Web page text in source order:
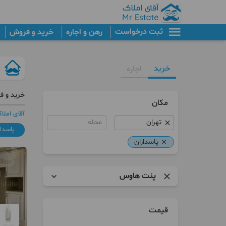
ثبت درخواست رهن و اجاره خرید و فروش
خرید اجاره
مکان
محله
پاسداران
پنت هاوس
برج
قیمت
خرید و
آقای